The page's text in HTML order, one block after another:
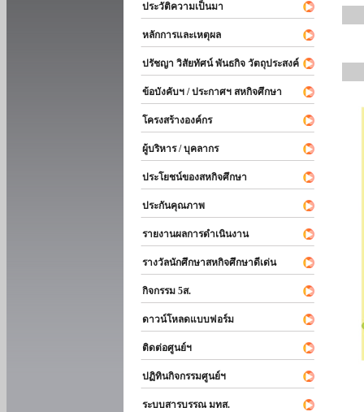
ประวัติความเป็นมา
หลักการและเหตุผล
ปรัชญา วิสัยทัศน์ พันธกิจ วัตถุประสงค์
ข้อบังคับฯ / ประกาศฯ สหกิจศึกษา
โครงสร้างองค์กร
ผู้บริหาร / บุคลากร
ประโยชน์ของสหกิจศึกษา
ประกันคุณภาพ
รายงานผลการดำเนินงาน
รางวัลนักศึกษาสหกิจศึกษาดีเด่น
กิจกรรม 5ส.
ดาวน์โหลดแบบฟอร์ม
ติดต่อศูนย์ฯ
ปฏิทินกิจกรรมศูนย์ฯ
ระบบสารบรรณ มทส.